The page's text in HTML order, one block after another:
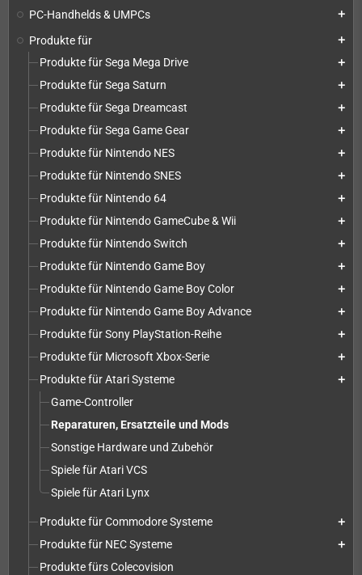
PC-Handhelds & UMPCs add
Produkte für add
Produkte für Sega Mega Drive add
Produkte für Sega Saturn add
Produkte für Sega Dreamcast add
Produkte für Sega Game Gear add
Produkte für Nintendo NES add
Produkte für Nintendo SNES add
Produkte für Nintendo 64 add
Produkte für Nintendo GameCube & Wii add
Produkte für Nintendo Switch add
Produkte für Nintendo Game Boy add
Produkte für Nintendo Game Boy Color add
Produkte für Nintendo Game Boy Advance add
Produkte für Sony PlayStation-Reihe add
Produkte für Microsoft Xbox-Serie add
Produkte für Atari Systeme add
Game-Controller
Reparaturen, Ersatzteile und Mods
Sonstige Hardware und Zubehör
Spiele für Atari VCS
Spiele für Atari Lynx
Produkte für Commodore Systeme add
Produkte für NEC Systeme add
Produkte fürs Colecovision